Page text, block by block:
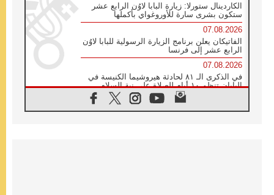
الكاردينال ستورلا: زيارة البابا لاوُن الرابع عشر
ستكون بشرى سارة للأوروغواي بأكملها
07.08.2026
الفاتيكان يعلن برنامج الزيارة الرسولية للبابا لاوُن
الرابع عشر إلى فرنسا
07.08.2026
في الذكرى الـ ٨١ لحادثة هيروشيما الكنيسة في
اليابان تنظم ١٠ أيام للصلاة على نية السلام
الكنيسة في الأوروغواي: زيارة البابا ستعزز